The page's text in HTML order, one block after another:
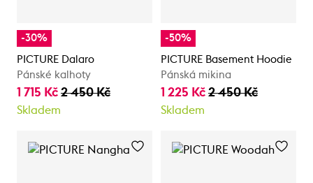
-30%
PICTURE Dalaro
Pánské kalhoty
1 715 Kč 2 450 Kč
Skladem
-50%
PICTURE Basement Hoodie
Pánská mikina
1 225 Kč 2 450 Kč
Skladem